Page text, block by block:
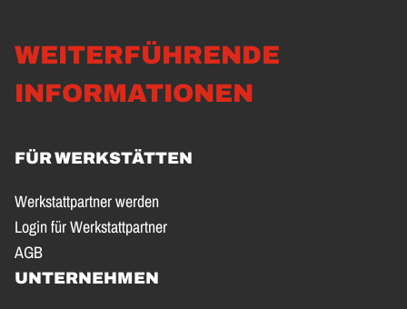
WEITERFÜHRENDE
INFORMATIONEN
FÜR WERKSTÄTTEN
Werkstattpartner werden
Login für Werkstattpartner
AGB
UNTERNEHMEN